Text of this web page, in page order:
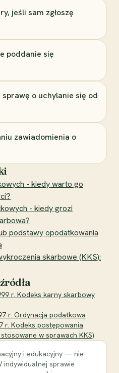
jeśli sam zgłoszę
poddanie się
o uchylanie się od
zawiadomienia o
- kiedy warto go
- kiedy grozi
podstawy opodatkowania
skarbowe (KKS):
r. Kodeks karny skarbowy
r. Ordynacja podatkowa
r. Kodeks postępowania
w sprawach KKS)
i edukacyjny — nie
indywidualnej sprawie